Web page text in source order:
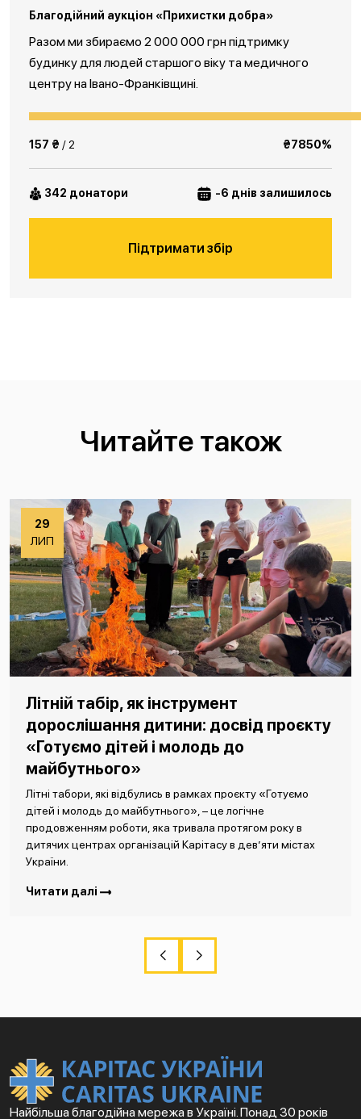
Благодійний аукціон «Прихистки добра»
Разом ми збираємо 2 000 000 грн підтримку
будинку для людей старшого віку та медичного
центру на Івано-Франківщині.
157 ₴ / 2 ₴7850%
342 донатори -6 днів залишилось
Підтримати збір
Читайте також
29
ЛИП
Літній табір, як інструмент
дорослішання дитини: досвід проєкту
«Готуємо дітей і молодь до
майбутнього»
Літні табори, які відбулись в рамках проєкту «Готуємо
дітей і молодь до майбутнього», – це логічне
продовженням роботи, яка тривала протягом року в
дитячих центрах організацій Карітасу в дев’яти містах
України.
Читати далі
Найбільша благодійна мережа в Україні. Понад 30 років